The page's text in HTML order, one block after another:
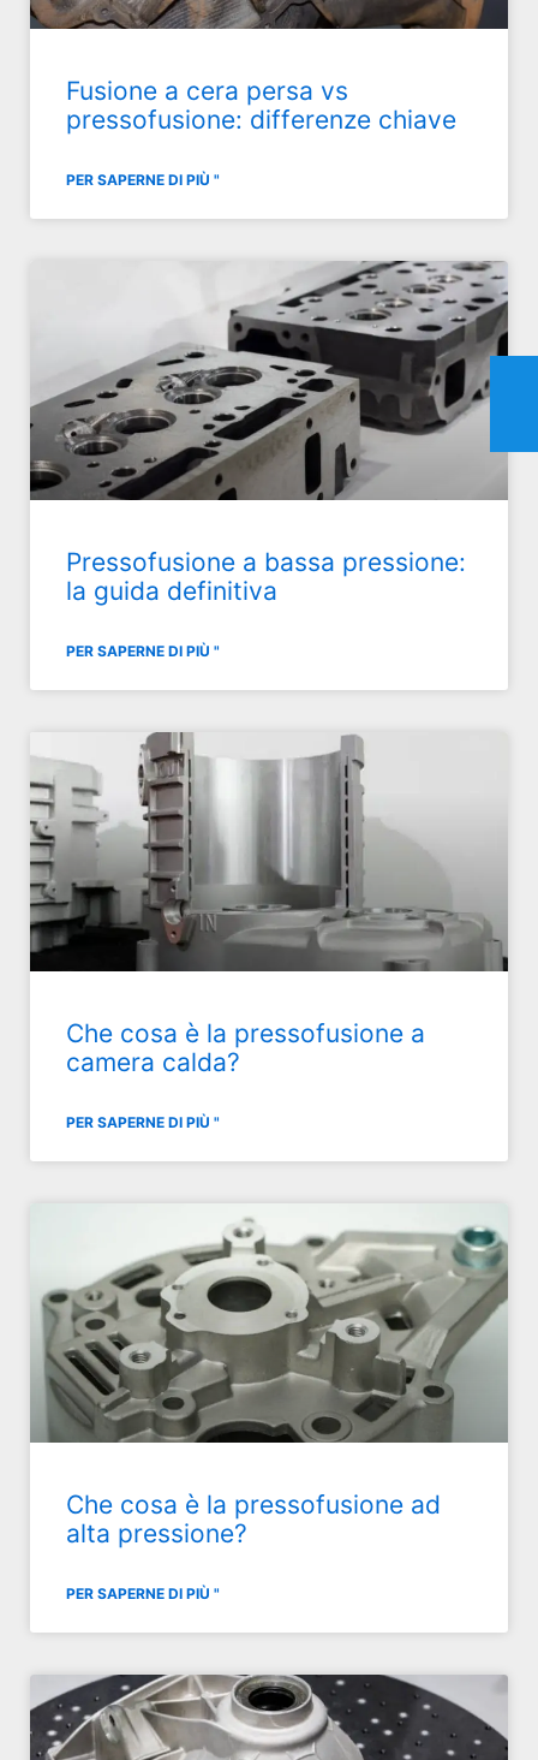
Fusione a cera persa vs
pressofusione: differenze chiave
PER SAPERNE DI PIÙ "
Pressofusione a bassa pressione:
la guida definitiva
PER SAPERNE DI PIÙ "
Che cosa è la pressofusione a
camera calda?
PER SAPERNE DI PIÙ "
Che cosa è la pressofusione ad
alta pressione?
PER SAPERNE DI PIÙ "